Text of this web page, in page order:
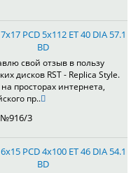
PCD 5x112 ET 40 DIA 57.1
BD
свой отзыв в пользу
дисков RST - Replica Style.
просторах интернета,
пр..
№916/3
PCD 4x100 ET 46 DIA 54.1
BD